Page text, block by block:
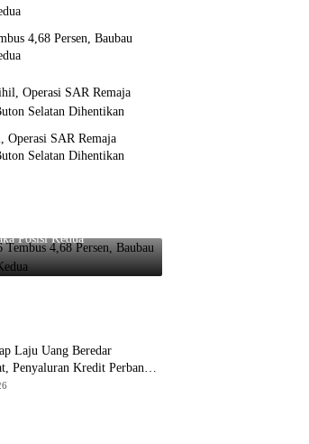
4,68 Persen, Baubau
SAR Remaja
Selatan Dihentikan
4,68 Persen,
Posisi Kedua
Laju Uang Beredar
Penyaluran Kredit Perbankan